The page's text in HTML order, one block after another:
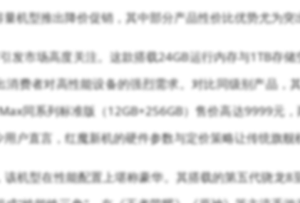
机型推出降价促销，其中部分产品性价比优势尤为突
发市场高度关注。这款搭载24GB运行内存与1TB存
消费者对高性能设备的强烈需求。对比同级别产品，
同系列标准版（12GB+256GB）售价高达9999元，
户直言，红魔新机的硬件参数与定价策略让传统旗舰
机型在性能配置上堪称豪华。其搭载的第五代骁龙8